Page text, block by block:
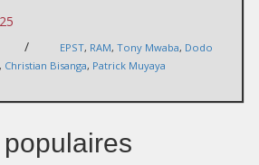
/ EPST, RAM, Tony Mwaba, Dodo
, Christian Bisanga, Patrick Muyaya